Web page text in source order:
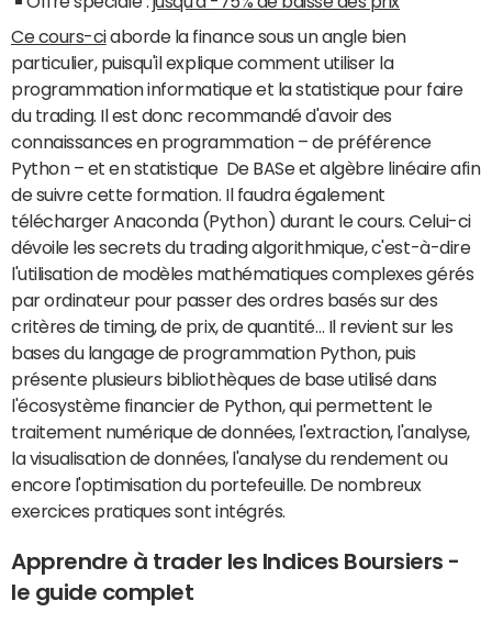
Ce cours-ciaborde la finance sous un angle bien
particulier, puisqu'il explique comment utiliser la
programmation informatique et la statistique pour faire
du trading. Il est donc recommandé d'avoir des
connaissances en programmation – de préférence
Python – et en statistique De BASe et algèbre linéaire afin
de suivre cette formation. Il faudra également
télécharger Anaconda (Python) durant le cours. Celui-ci
dévoile les secrets du trading algorithmique, c'est-à-dire
l'utilisation de modèles mathématiques complexes gérés
par ordinateur pour passer des ordres basés sur des
critères de timing, de prix, de quantité… Il revient sur les
bases du langage de programmation Python, puis
présente plusieurs bibliothèques de base utilisé dans
l'écosystème financier de Python, qui permettent le
traitement numérique de données, l'extraction, l'analyse,
la visualisation de données, l'analyse du rendement ou
encore l'optimisation du portefeuille. De nombreux
exercices pratiques sont intégrés.
Apprendre à trader les Indices Boursiers -
le guide complet